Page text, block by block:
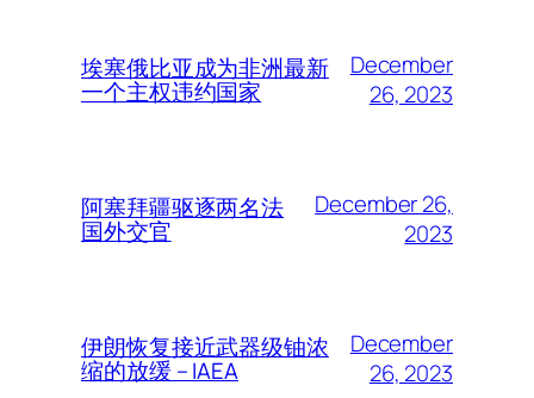
埃塞俄比亚成为非洲最新
一个主权违约国家
December
26, 2023
阿塞拜疆驱逐两名法
国外交官
December 26,
2023
伊朗恢复接近武器级铀浓
缩的放缓 – IAEA
December
26, 2023